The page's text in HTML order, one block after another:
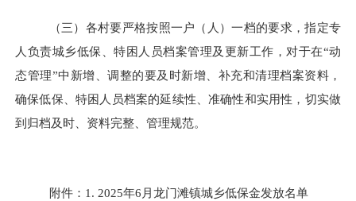
（三）各村要严格按照一户（人）一档的要求，指定专
人负责城乡低保、特困人员档案管理及更新工作，对于在“动
态管理”中新增、调整的要及时新增、补充和清理档案资料，
确保低保、特困人员档案的延续性、准确性和实用性，切实做
到归档及时、资料完整、管理规范。
附件： 1. 2025年6 月龙门滩镇城乡低保金发放名单